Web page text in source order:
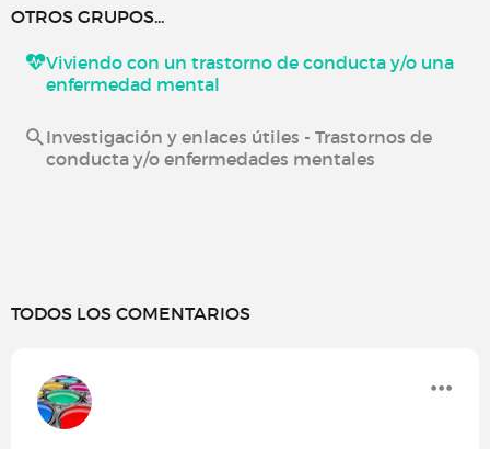
OTROS GRUPOS...
Viviendo con un trastorno de conducta y/o una
enfermedad mental
Investigación y enlaces útiles - Trastornos de
conducta y/o enfermedades mentales
TODOS LOS COMENTARIOS